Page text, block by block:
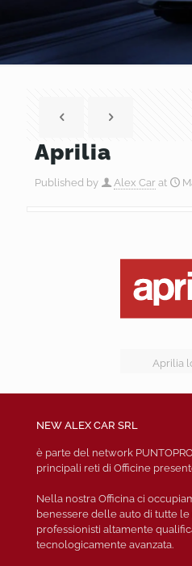
Aprilia
Published by Alex Car at
Aprilia
NEW ALEX CAR SRL
è parte del network
principali reti di Officine
Nella nostra Officina ci
benessere delle auto di tutte
professionisti altamente
tecnologicamente avanzata.